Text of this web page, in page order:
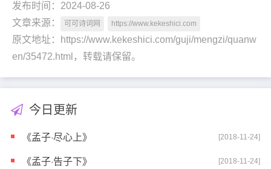
发布时间：2024-08-26
文章来源：
可可诗词网 https://www.kekeshici.com
原文地址：https://www.kekeshici.com/guji/mengzi/quanw
en/35472.html，转载请保留。
今日更新
《孟子·尽心上》 [2018-11-24]
《孟子·告子下》 [2018-11-24]